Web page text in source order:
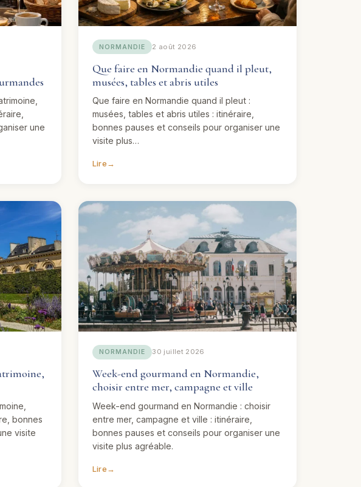
une
NORMANDIE 2 août 2026
Que faire en Normandie quand il pleut,
musées, tables et abris utiles
Que faire en Normandie quand il pleut :
musées, tables et abris utiles : itinéraire,
bonnes pauses et conseils pour organiser une
visite plus…
Lire →
bonnes
visite
NORMANDIE 30 juillet 2026
Week-end gourmand en Normandie,
choisir entre mer, campagne et ville
Week-end gourmand en Normandie : choisir
entre mer, campagne et ville : itinéraire,
bonnes pauses et conseils pour organiser une
visite plus agréable.
Lire →